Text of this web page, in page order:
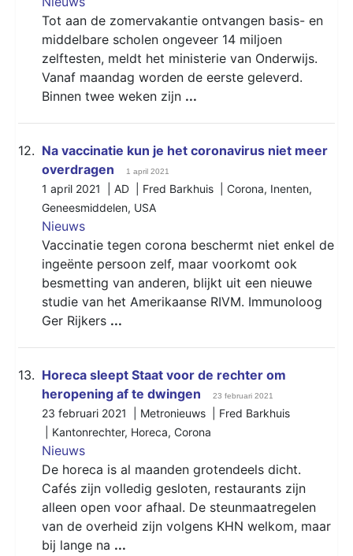
Tot aan de zomervakantie ontvangen basis- en
middelbare scholen ongeveer 14 miljoen
zelftesten, meldt het ministerie van Onderwijs.
Vanaf maandag worden de eerste geleverd.
Binnen twee weken zijn ...
12. Na vaccinatie kun je het coronavirus niet meer
overdragen
1 april 2021
1 april 2021 | AD | Fred Barkhuis | Corona, Inenten,
Geneesmiddelen, USA
Nieuws
Vaccinatie tegen corona beschermt niet enkel de
ingeënte persoon zelf, maar voorkomt ook
besmetting van anderen, blijkt uit een nieuwe
studie van het Amerikaanse RIVM. Immunoloog
Ger Rijkers ...
13. Horeca sleept Staat voor de rechter om
heropening af te dwingen
23 februari 2021
23 februari 2021 | Metronieuws | Fred Barkhuis
Kantonrechter, Horeca, Corona
Nieuws
De horeca is al maanden grotendeels dicht.
Cafés zijn volledig gesloten, restaurants zijn
alleen open voor afhaal. De steunmaatregelen
van de overheid zijn volgens KHN welkom, maar
bij lange na ...